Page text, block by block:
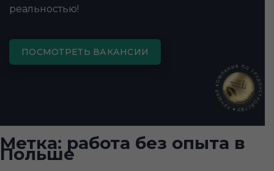
реальностью!
ПОСМОТРЕТЬ ВАКАНСИИ
Метка: работа без опыта в
Польше